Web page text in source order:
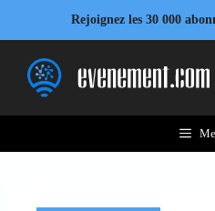
contenu
Rejoignez les 30 000